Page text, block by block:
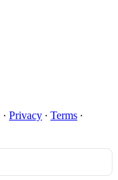
· Privacy ∙ Terms ∙